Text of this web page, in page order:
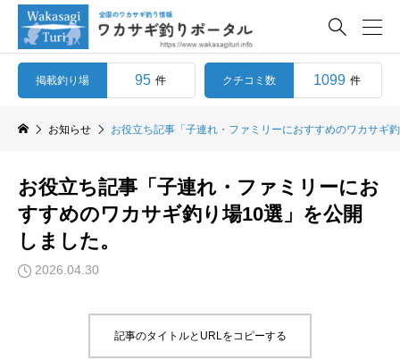

掲載釣り場 95 件 クチコミ数 1099 件
お知らせ お役立ち記事「子連れ・ファミリーにおすすめのワカサギ
お役立ち記事「子連れ・ファミリーにお
すすめのワカサギ釣り場10選」を公開
しました。
2026.04.30
記事のタイトルとURLをコピーする